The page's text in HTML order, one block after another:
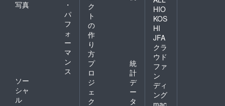
写真
・
パ
フ
ォ
ー
マ
ン
ス
ソー
シャ
ル
ク
ト
の
作
り
方
プ
ロ
ジ
ェ
ク
統
計
デ
ー
タ
HIO
KOS
HI
JFA
クラ
ウド
ファ
ン
ディ
ング
mac